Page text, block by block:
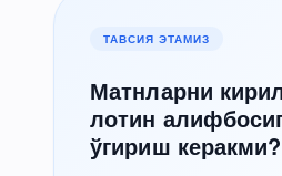
ТАВСИЯ ЭТАМИЗ
Матнларни
лотин
ўгириш керакми?